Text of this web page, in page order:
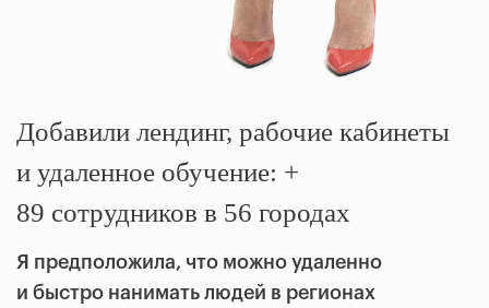
Добавили лендинг, рабочие кабинеты
и удаленное обучение: +
89 сотрудников в 56 городах
Я предположила, что можно удаленно
и быстро нанимать людей в регионах